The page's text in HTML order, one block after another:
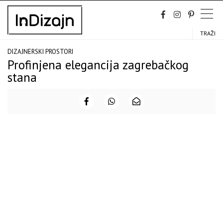
Skip
content
TRAŽI
DIZAJNERSKI PROSTORI
Profinjena elegancija zagrebačkog
stana